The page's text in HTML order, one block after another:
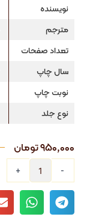
نویسنده
مترجم
تعداد صفحات
سال چاپ
نوبت چاپ
نوع جلد
۹۵۰,۰۰۰تومان
-
رجال
قاجار
بروایت
تصویر
عدد
+